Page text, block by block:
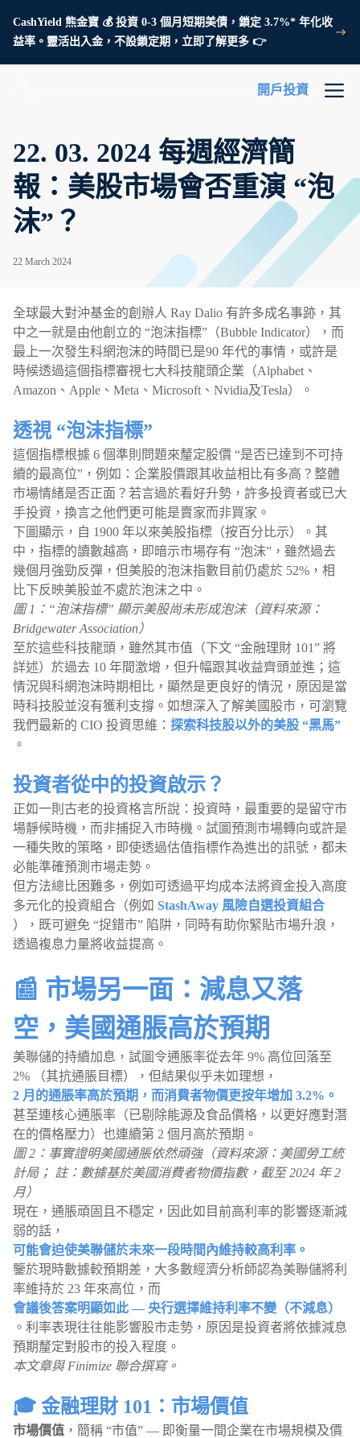
CashYield 熊金寶 💰 投資 0-3 個月短期美債，鎖定 3.7%* 年化收
益率。靈活出入金，不設鎖定期，立即了解更多 👉
開戶投資
22. 03. 2024 每週經濟簡
報：美股市場會否重演 “泡
沫”？
22 March 2024
全球最大對沖基金的創辦人 Ray Dalio 有許多成名事跡，其
中之一就是由他創立的 “泡沫指標”（Bubble Indicator），而
最上一次發生科網泡沫的時間已是90 年代的事情，或許是
時候透過這個指標審視七大科技龍頭企業（Alphabet、
Amazon、Apple、Meta、Microsoft、Nvidia及Tesla）。
透視 “泡沫指標”
這個指標根據 6 個準則問題來釐定股價 “是否已達到不可持
續的最高位”，例如：企業股價跟其收益相比有多高？整體
市場情緒是否正面？若言過於看好升勢，許多投資者或已大
手投資，換言之他們更可能是賣家而非買家。
下圖顯示，自 1900 年以來美股指標（按百分比示）。其
中，指標的讀數越高，即暗示市場存有 “泡沫”，雖然過去
幾個月強勁反彈，但美股的泡沫指數目前仍處於 52%，相
比下反映美股並不處於泡沫之中。
圖 1：“泡沫指標” 顯示美股尚未形成泡沫（資料來源：
Bridgewater Association）
至於這些科技龍頭，雖然其市值（下文 “金融理財 101” 將
詳述）於過去 10 年間激增，但升幅跟其收益齊頭並進；這
情況與科網泡沫時期相比，顯然是更良好的情況，原因是當
時科技股並沒有獲利支撐。如想深入了解美國股市，可瀏覽
我們最新的 CIO 投資思維： 探索科技股以外的美股 “黑馬”
。
投資者從中的投資啟示？
正如一則古老的投資格言所說：投資時，最重要的是留守市
場靜候時機，而非捕捉入市時機。試圖預測市場轉向或許是
一種失敗的策略，即使透過估值指標作為進出的訊號，都未
必能準確預測市場走勢。
但方法總比困難多，例如可透過平均成本法將資金投入高度
多元化的投資組合（例如 StashAway 風險自選投資組合
），既可避免 “捉錯市” 陷阱，同時有助你緊貼市場升浪，
透過複息力量將收益提高。
📰 市場另一面：減息又落
空，美國通脹高於預期
美聯儲的持續加息，試圖令通脹率從去年 9% 高位回落至
2% （其抗通脹目標），但結果似乎未如理想，
2 月的通脹率高於預期，而消費者物價更按年增加 3.2%。
甚至連核心通脹率（已剔除能源及食品價格，以更好應對潛
在的價格壓力）也連續第 2 個月高於預期。
圖 2：事實證明美國通脹依然頑強（資料來源：美國勞工統
計局； 註：數據基於美國消費者物價指數，截至 2024 年 2
月）
現在，通脹頑固且不穩定，因此如目前高利率的影響逐漸減
弱的話，
可能會迫使美聯儲於未來一段時間內維持較高利率。
鑒於現時數據較預期差，大多數經濟分析師認為美聯儲將利
率維持於 23 年來高位，而
會議後答案明顯如此 — 央行選擇維持利率不變（不減息）
。利率表現往往能影響股市走勢，原因是投資者將依據減息
預期釐定對股市的投入程度。
本文章與 Finimize 聯合撰寫。
🎓 金融理財 101：市場價值
市場價值 ，簡稱 “市值” — 即衡量一間企業在市場規模及價